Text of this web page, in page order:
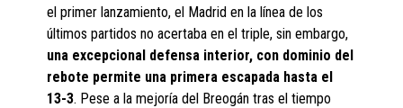
el primer lanzamiento, el Madrid en la línea de los
últimos partidos no acertaba en el triple, sin embargo,
una excepcional defensa interior, con dominio del
rebote permite una primera escapada hasta el
13-3. Pese a la mejoría del Breogán tras el tiempo